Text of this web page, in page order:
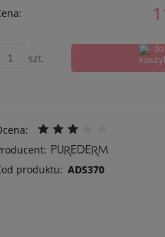
szt.
produktu: ADS370